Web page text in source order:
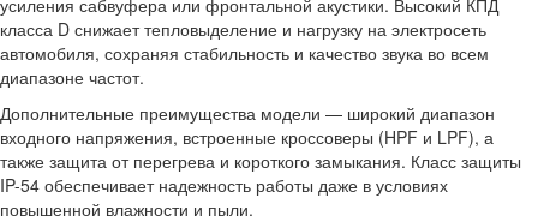
класса D снижает тепловыделение и нагрузку на электросеть
автомобиля, сохраняя стабильность и качество звука во всем
диапазоне частот.
Дополнительные преимущества модели — широкий диапазон
входного напряжения, встроенные кроссоверы (HPF и LPF), а
также защита от перегрева и короткого замыкания. Класс защиты
IP-54 обеспечивает надежность работы даже в условиях
повышенной влажности и пыли.